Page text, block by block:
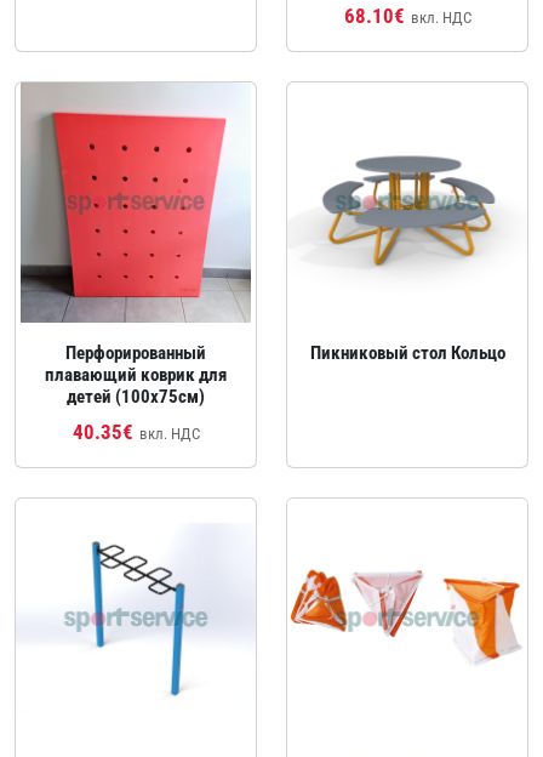
68.10€ вкл. НДС
Перфорированный
плавающий коврик для
детей (100x75см)
40.35€ вкл. НДС
Пикниковый стол Кольцо